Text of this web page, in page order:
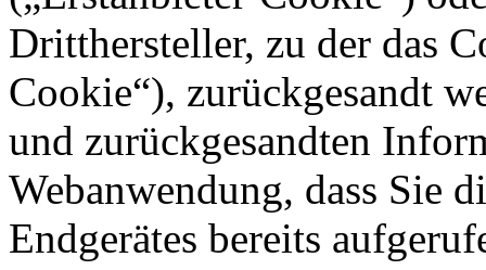
Dritthersteller, zu der das
Cookie“), zurückgesandt
und zurückgesandten
Webanwendung, dass Sie
Endgerätes bereits